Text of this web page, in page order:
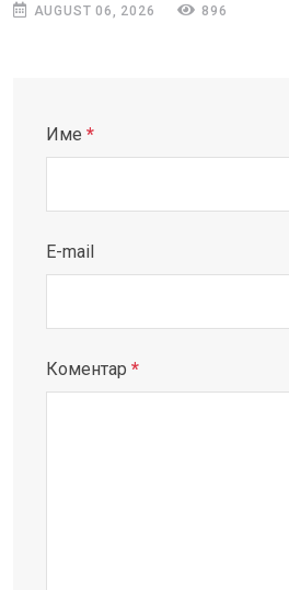
AUGUST 06, 2026 896
Име *
E-mail
Коментар *